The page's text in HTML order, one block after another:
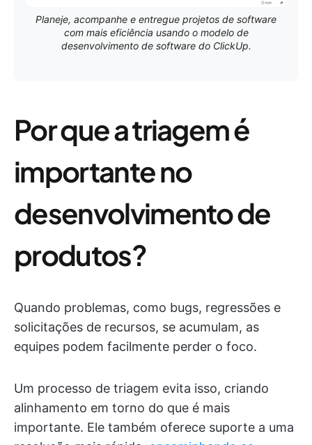
Planeje, acompanhe e entregue projetos de software
com mais eficiência usando o modelo de
desenvolvimento de software do ClickUp.
Por que a triagem é
importante no
desenvolvimento de
produtos?
Quando problemas, como bugs, regressões e
solicitações de recursos, se acumulam, as
equipes podem facilmente perder o foco.
Um processo de triagem evita isso, criando
alinhamento em torno do que é mais
importante. Ele também oferece suporte a uma